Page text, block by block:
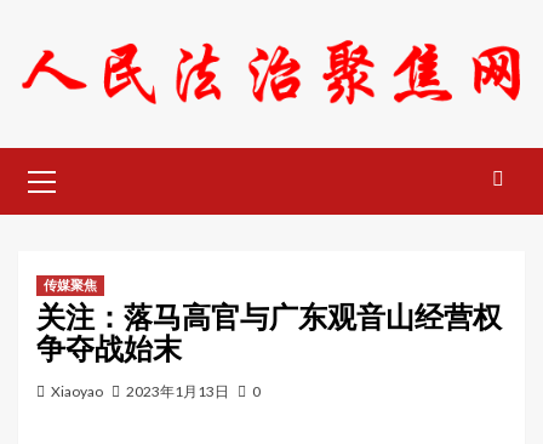
content
Menu
传媒聚焦
关注：落马高官与广东观音山经营权
争夺战始末
Xiaoyao 2023年1月13日 0